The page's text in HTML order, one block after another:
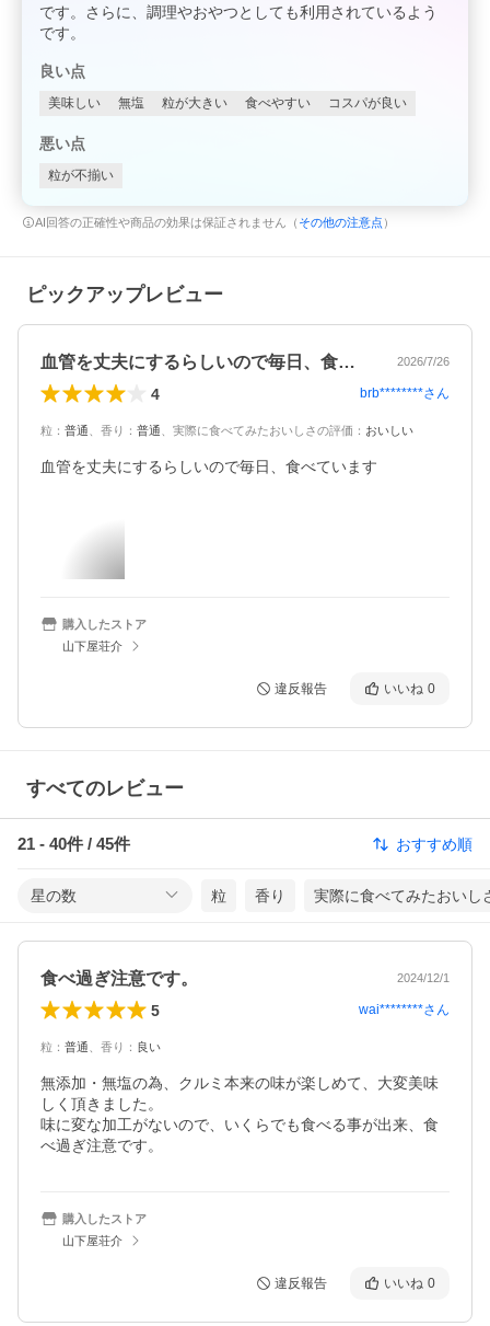
です。さらに、調理やおやつとしても利用されているよう
です。
良い点
美味しい 無塩 粒が大きい 食べやすい コスパが良い
悪い点
粒が不揃い
AI回答の正確性や商品の効果は保証されません（ その他の注意点 ）
ピックアップレビュー
血管を丈夫にするらしいので毎日、食べて… 2026/7/26
4 brb********さん
粒 ： 普通 香り ： 普通 実際に食べてみたおいしさの評価 ： おいしい
血管を丈夫にするらしいので毎日、食べています
購入したストア
山下屋荘介
違反報告 いいね 0
すべてのレビュー
21 - 40件 / 45件 おすすめ順
星の数 粒 香り 実際に食べてみたおいし
食べ過ぎ注意です。 2024/12/1
5 wai********さん
粒 ： 普通 香り ： 良い
無添加・無塩の為、クルミ本来の味が楽しめて、大変美味
しく頂きました。
味に変な加工がないので、いくらでも食べる事が出来、食
べ過ぎ注意です。
購入したストア
山下屋荘介
違反報告 いいね 0